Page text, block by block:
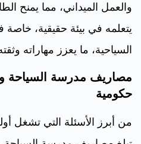
والعمل الميداني، مما يمنح
يتعلمه في بيئة حقيقية،
السياحية، ما يعزز مهاراته
مصاريف مدرسة السياحة
حكومية
من أبرز الأسئلة التي تشغل